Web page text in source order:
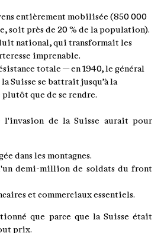
entièrement mobilisée (850 000
soit près de 20 % de la population).
national, qui transformait les
imprenable.
totale — en 1940, le général
Suisse se battrait jusqu’à la
que de se rendre.
de la Suisse aurait pour
dans les montagnes.
demi-million de soldats du front
et commerciaux essentiels.
que parce que la Suisse était
prix.